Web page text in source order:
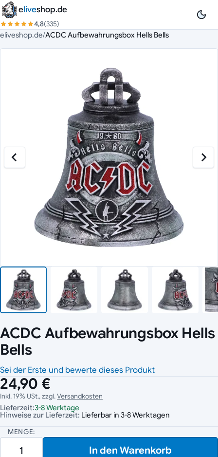
Zum Inhalt springen
eliveshop.de
4,8(335)
eliveshop.de/ACDC Aufbewahrungsbox Hells Bells
ACDC Aufbewahrungsbox Hells
Bells
Sei der Erste und bewerte dieses Produkt
24,90 €
Inkl. 19% USt., zzgl.Versandkosten
Lieferzeit:3-8 Werktage
Hinweise zur Lieferzeit: Lieferbar in 3-8 Werktagen
MENGE:
In den Warenkorb